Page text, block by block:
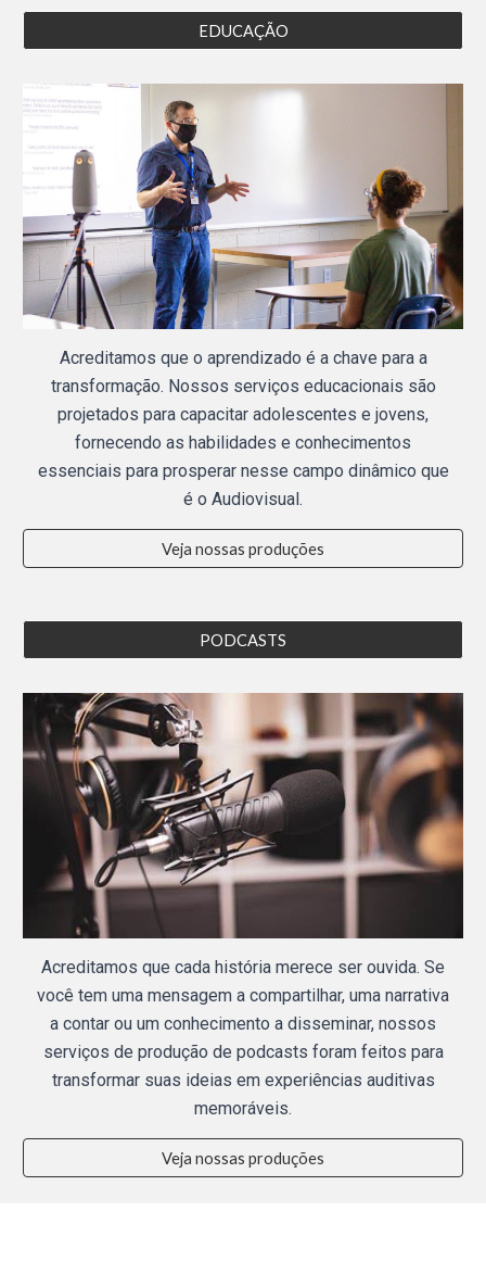
EDUCAÇÃO
Acreditamos que o aprendizado é a chave para a
transformação. Nossos serviços educacionais são
projetados para capacitar adolescentes e jovens,
fornecendo as habilidades e conhecimentos
essenciais para prosperar nesse campo dinâmico que
é o Audiovisual.
Veja nossas produções
PODCASTS
Acreditamos que cada história merece ser ouvida. Se
você tem uma mensagem a compartilhar, uma narrativa
a contar ou um conhecimento a disseminar, nossos
serviços de produção de podcasts foram feitos para
transformar suas ideias em experiências auditivas
memoráveis.
Veja nossas produções